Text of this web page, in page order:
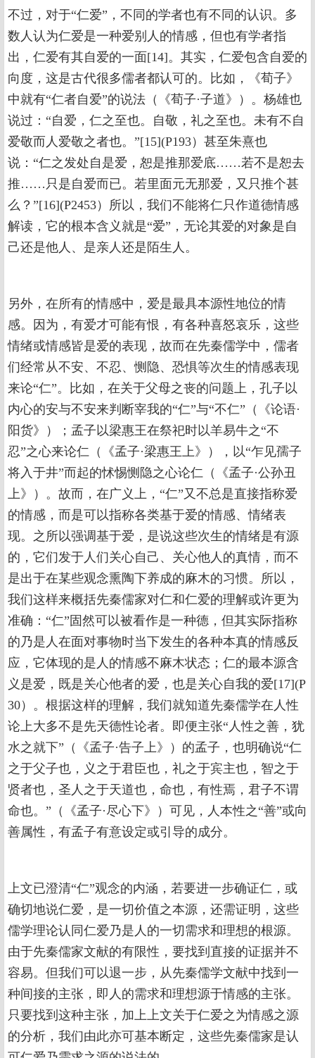
不过，对于“仁爱”，不同的学者也有不同的认识。多
数人认为仁爱是一种爱别人的情感，但也有学者指
出，仁爱有其自爱的一面[14]。其实，仁爱包含自爱的
向度，这是古代很多儒者都认可的。比如，《荀子》
中就有“仁者自爱”的说法（《荀子·子道》）。杨雄也
说过：“自爱，仁之至也。自敬，礼之至也。未有不自
爱敬而人爱敬之者也。”[15](P193）甚至朱熹也
说：“仁之发处自是爱，恕是推那爱底……若不是恕去
推……只是自爱而已。若里面元无那爱，又只推个甚
么？”[16](P2453）所以，我们不能将仁只作道德情感
解读，它的根本含义就是“爱”，无论其爱的对象是自
己还是他人、是亲人还是陌生人。
另外，在所有的情感中，爱是最具本源性地位的情
感。因为，有爱才可能有恨，有各种喜怒哀乐，这些
情绪或情感皆是爱的表现，故而在先秦儒学中，儒者
们经常从不安、不忍、恻隐、恐惧等次生的情感表现
来论“仁”。比如，在关于父母之丧的问题上，孔子以
内心的安与不安来判断宰我的“仁”与“不仁”（《论语·
阳货》）；孟子以梁惠王在祭祀时以羊易牛之“不
忍”之心来论仁（《孟子·梁惠王上》），以“乍见孺子
将入于井”而起的怵惕恻隐之心论仁（《孟子·公孙丑
上》）。故而，在广义上，“仁”又不总是直接指称爱
的情感，而是可以指称各类基于爱的情感、情绪表
现。之所以强调基于爱，是说这些次生的情绪是有源
的，它们发于人们关心自己、关心他人的真情，而不
是出于在某些观念熏陶下养成的麻木的习惯。所以，
我们这样来概括先秦儒家对仁和仁爱的理解或许更为
准确：“仁”固然可以被看作是一种德，但其实际指称
的乃是人在面对事物时当下发生的各种本真的情感反
应，它体现的是人的情感不麻木状态；仁的最本源含
义是爱，既是关心他者的爱，也是关心自我的爱[17](P
30）。根据这样的理解，我们就知道先秦儒学在人性
论上大多不是先天德性论者。即便主张“人性之善，犹
水之就下”（《孟子·告子上》）的孟子，也明确说“仁
之于父子也，义之于君臣也，礼之于宾主也，智之于
贤者也，圣人之于天道也，命也，有性焉，君子不谓
命也。”（《孟子·尽心下》）可见，人本性之“善”或向
善属性，有孟子有意设定或引导的成分。
上文已澄清“仁”观念的内涵，若要进一步确证仁，或
确切地说仁爱，是一切价值之本源，还需证明，这些
儒学理论认同仁爱乃是人的一切需求和理想的根源。
由于先秦儒家文献的有限性，要找到直接的证据并不
容易。但我们可以退一步，从先秦儒学文献中找到一
种间接的主张，即人的需求和理想源于情感的主张。
只要找到这种主张，加上上文关于仁爱之为情感之源
的分析，我们由此亦可基本断定，这些先秦儒家是认